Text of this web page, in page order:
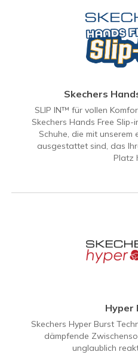
Skechers
SLIP IN™ für vollen
Skechers Hands Free
Schuhe, die mit
ausgestattet sind, das
Platz
Hyper
Skechers Hyper Burst
dämpfende
unglaublich